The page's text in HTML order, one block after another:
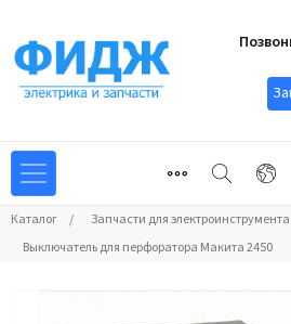
Каталог / Запчасти для электроинструмента
Выключатель для перфоратора Макита 2450